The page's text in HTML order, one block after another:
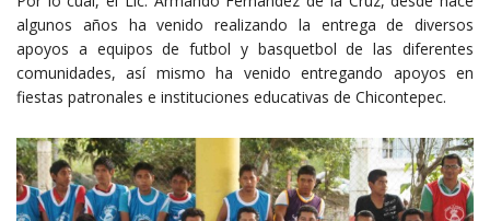
algunos años ha venido realizando la entrega de diversos
apoyos a equipos de futbol y basquetbol de las diferentes
comunidades, así mismo ha venido entregando apoyos en
fiestas patronales e instituciones educativas de Chicontepec.